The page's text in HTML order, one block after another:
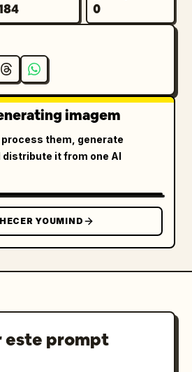
0
imagem
them, generate
it from one AI
YOUMIND
este prompt